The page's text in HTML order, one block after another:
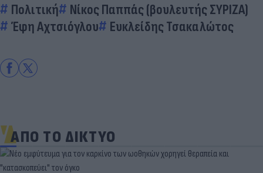
Πολιτική
Νίκος Παππάς (βουλευτής ΣΥΡΙΖΑ)
Έφη Αχτσιόγλου
Ευκλείδης Τσακαλώτος
ΑΠΟ ΤΟ ΔΙΚΤΥΟ